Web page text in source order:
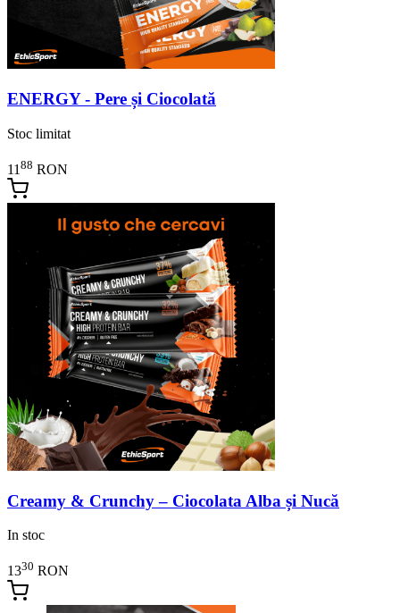
ENERGY - Pere și Ciocolată
Stoc limitat
11 88 RON
Creamy & Crunchy – Ciocolata Alba și Nucă
In stoc
1330 RON